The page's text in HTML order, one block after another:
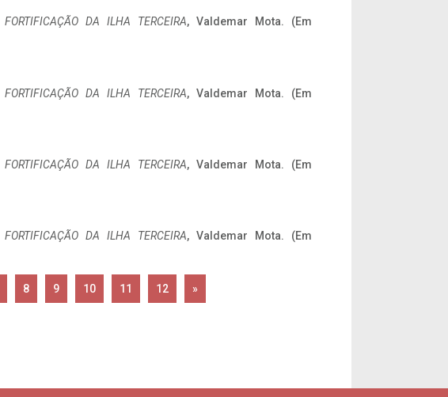
FORTIFICAÇÃO DA ILHA TERCEIRA, Valdemar Mota. (Em
FORTIFICAÇÃO DA ILHA TERCEIRA, Valdemar Mota. (Em
FORTIFICAÇÃO DA ILHA TERCEIRA, Valdemar Mota. (Em
FORTIFICAÇÃO DA ILHA TERCEIRA, Valdemar Mota. (Em
8 9 10 11 12 »